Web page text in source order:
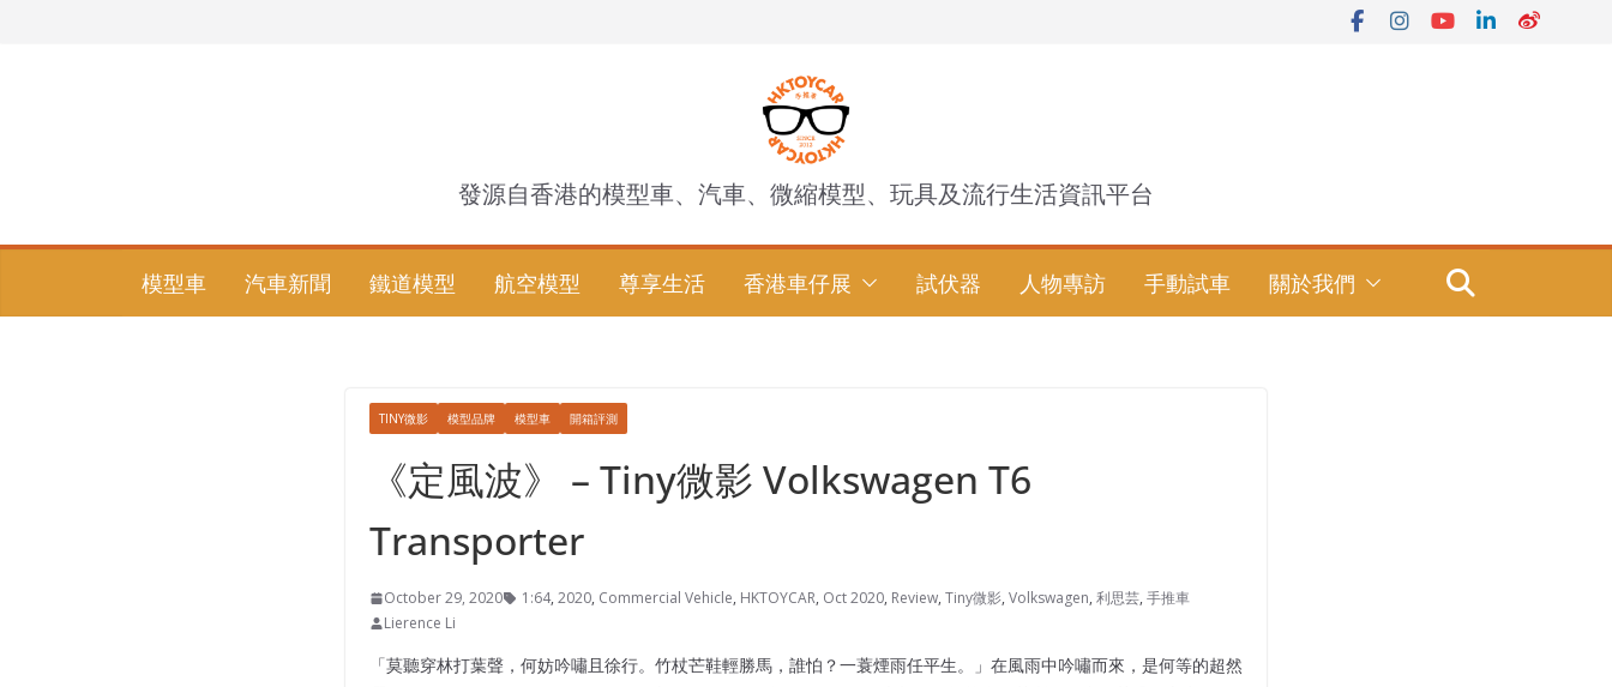
發源自香港的模型車、汽車、微縮模型、玩具及流行生活資訊平台
模型車 汽車新聞 鐵道模型 航空模型 尊享生活 香港車仔展 試伏器 人物專訪 手動試車 關於我們
TINY微影 模型品牌 模型車 開箱評測
《定風波》 – Tiny微影 Volkswagen T6
Transporter
October 29, 2020 1:64, 2020, Commercial Vehicle, HKTOYCAR, Oct 2020, Review, Tiny微影, Volkswagen, 利思芸, 手推車
Lierence Li
「莫聽穿林打葉聲，何妨吟嘯且徐行。竹杖芒鞋輕勝馬，誰怕？一蓑煙雨任平生。」在風雨中吟嘯而來，是何等的超然